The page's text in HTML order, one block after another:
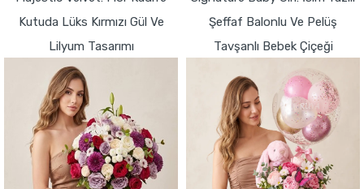
Kutuda Lüks Kırmızı Gül Ve
Lilyum Tasarımı
Şeffaf Balonlu Ve Pelüş
Tavşanlı Bebek Çiçeği